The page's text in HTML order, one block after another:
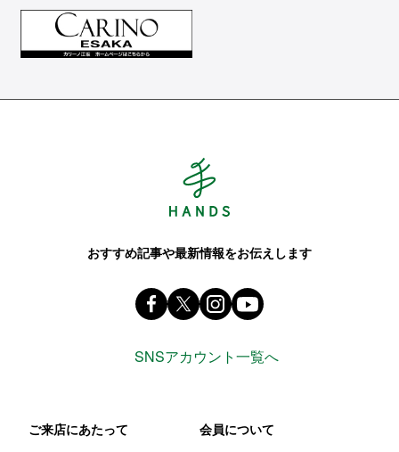
おすすめ記事や最新情報をお伝えします
Facebook ハンズ公式ファンページ
X(旧 twitter) @Hands_official_
instagram
SNSアカウント一覧へ
ご来店にあたって 会員について